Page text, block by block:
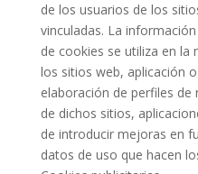
de los usuarios de los
vinculadas. La
de cookies se utiliza en la
los sitios web, aplicación
elaboración de perfiles de
de dichos sitios,
de introducir mejoras en
datos de uso que hacen